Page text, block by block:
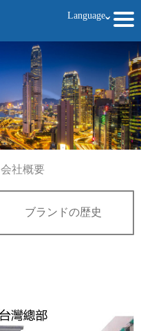
Languageˇ
会社概要
ブランドの歴史